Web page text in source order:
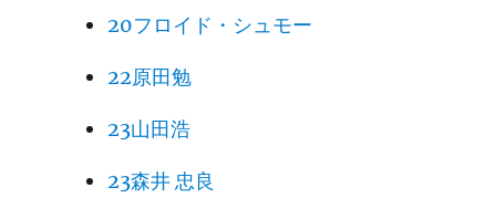
20フロイド・シュモー
22原田勉
23山田浩
23森井 忠良